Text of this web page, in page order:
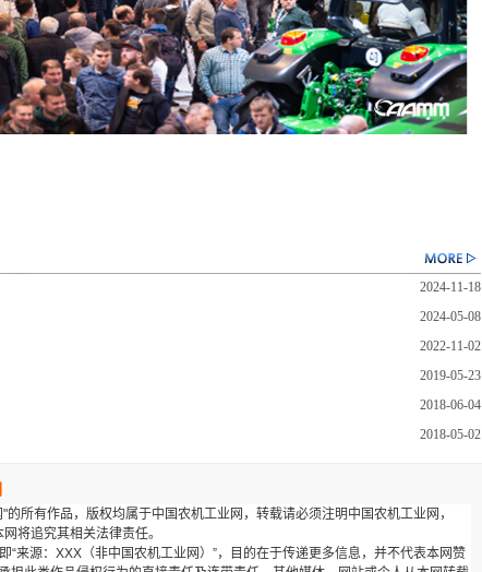
2024-11-18
2024-05-08
2022-11-02
2019-05-23
2018-06-04
2018-05-02
所有作品，版权均属于中国农机工业网，转载请必须注明中国农机工业网，
将追究其相关法律责任。
“来源：XXX（非中国农机工业网）”，目的在于传递更多信息，并不代表本网赞